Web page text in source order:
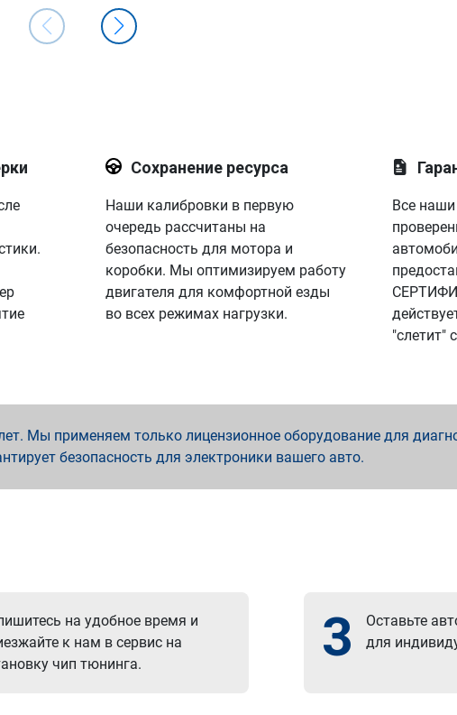
Сохранение ресурса
Наши калибровки в первую
очередь рассчитаны на
безопасность для мотора и
коробки. Мы оптимизируем работу
двигателя для комфортной езды
во всех режимах нагрузки.
Все
"слетит"
Мы применяем только лицензионное оборудование для
безопасность для электроники вашего авто.
на удобное время и
к нам в сервис на
чип тюнинга.
3
Оставьте
для